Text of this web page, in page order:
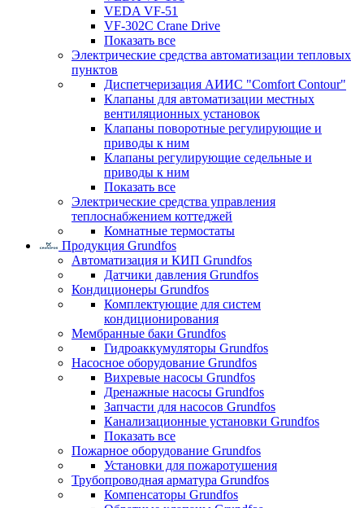
VEDA VF-51
VF-302C Crane Drive
Показать все
Электрические средства автоматизации тепловых
пунктов
Диспетчеризация АИИС "Comfort Contour"
Клапаны для автоматизации местных
вентиляционных установок
Клапаны поворотные регулирующие и
приводы к ним
Клапаны регулирующие седельные и
приводы к ним
Показать все
Электрические средства управления
теплоснабжением коттеджей
Комнатные термостаты
Продукция Grundfos
Автоматизация и КИП Grundfos
Датчики давления Grundfos
Кондиционеры Grundfos
Комплектующие для систем
кондиционирования
Мембранные баки Grundfos
Гидроаккумуляторы Grundfos
Насосное оборудование Grundfos
Вихревые насосы Grundfos
Дренажные насосы Grundfos
Запчасти для насосов Grundfos
Канализационные установки Grundfos
Показать все
Пожарное оборудование Grundfos
Установки для пожаротушения
Трубопроводная арматура Grundfos
Компенсаторы Grundfos